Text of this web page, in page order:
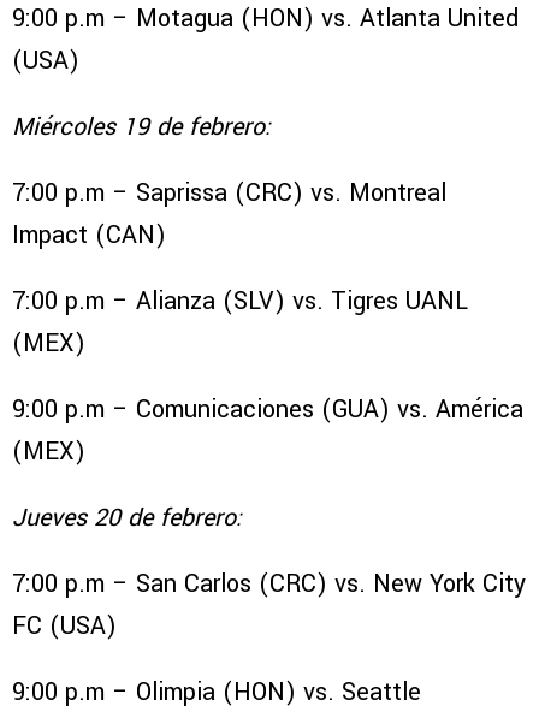
9:00 p.m – Motagua (HON) vs. Atlanta United
(USA)
Miércoles 19 de febrero:
7:00 p.m – Saprissa (CRC) vs. Montreal
Impact (CAN)
7:00 p.m – Alianza (SLV) vs. Tigres UANL
(MEX)
9:00 p.m – Comunicaciones (GUA) vs. América
(MEX)
Jueves 20 de febrero:
7:00 p.m – San Carlos (CRC) vs. New York City
FC (USA)
9:00 p.m – Olimpia (HON) vs. Seattle